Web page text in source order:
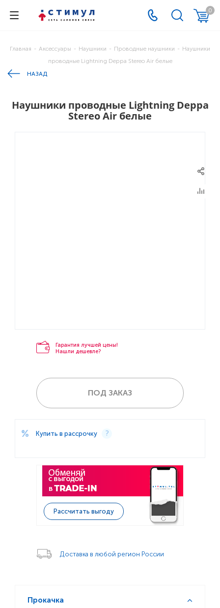
0
Главная - Аксессуары - Наушники - Проводные наушники - Наушники
проводные Lightning Deppa Stereo Air белые
НАЗАД
Наушники проводные Lightning Deppa
Stereo Air белые
Гарантия лучшей цены!
Нашли дешевле?
ПОД ЗАКАЗ
Купить в рассрочку
Рассчитать выгоду
Доставка в любой регион России
Прокачка